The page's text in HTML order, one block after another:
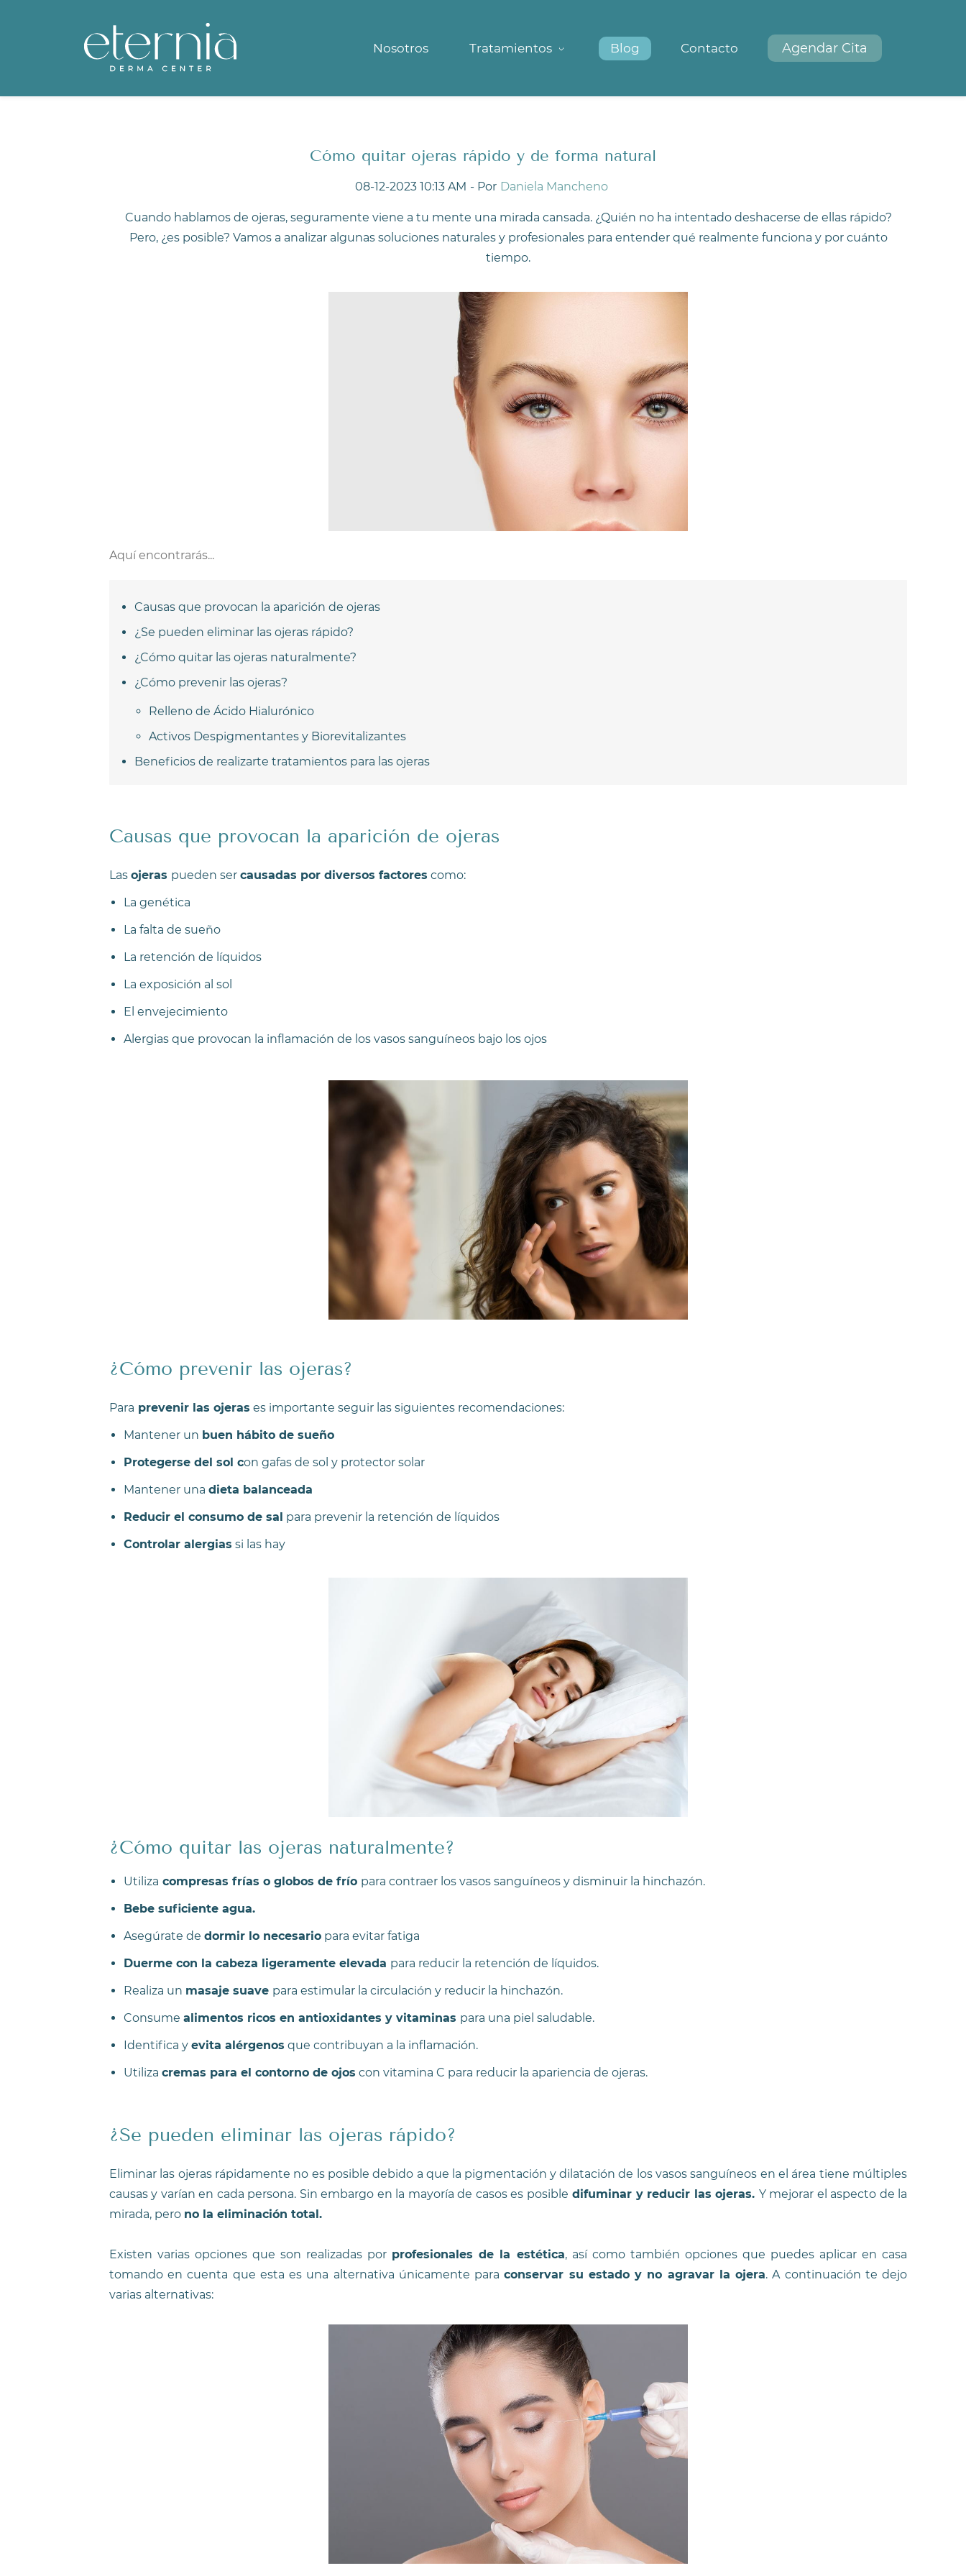
Nosotros Tratamientos Blog Contacto Agendar Cita
Cómo quitar ojeras rápido y de forma natural
08-12-2023 10:13 AM - Por Daniela Mancheno
Cuando hablamos de ojeras, seguramente viene a tu mente una mirada cansada. ¿Quién no ha intentado deshacerse de ellas rápido?
Pero, ¿es posible? Vamos a analizar algunas soluciones naturales y profesionales para entender qué realmente funciona y por cuánto
tiempo.
Aquí encontrarás...
Causas que provocan la aparición de ojeras
¿Se pueden eliminar las ojeras rápido?
¿Cómo quitar las ojeras naturalmente?
¿Cómo prevenir las ojeras?
Relleno de Ácido Hialurónico
Activos Despigmentantes y Biorevitalizantes
Beneficios de realizarte tratamientos para las ojeras
Causas que provocan la aparición de ojeras
Las ojeras pueden ser causadas por diversos factores como:
La genética
La falta de sueño
La retención de líquidos
La exposición al sol
El envejecimiento
Alergias que provocan la inflamación de los vasos sanguíneos bajo los ojos
¿Cómo prevenir las ojeras?
Para prevenir las ojeras es importante seguir las siguientes recomendaciones:
Mantener un buen hábito de sueño
Protegerse del sol con gafas de sol y protector solar
Mantener una dieta balanceada
Reducir el consumo de sal para prevenir la retención de líquidos
Controlar alergias si las hay
​¿Cómo quitar las ojeras naturalmente?
Utiliza compresas frías o globos de frío para contraer los vasos sanguíneos y disminuir la hinchazón.
Bebe suficiente agua.
Asegúrate de dormir lo necesario para evitar fatiga
Duerme con la cabeza ligeramente elevada para reducir la retención de líquidos.
Realiza un masaje suave para estimular la circulación y reducir la hinchazón.
Consume alimentos ricos en antioxidantes y vitaminas para una piel saludable.
Identifica y evita alérgenos que contribuyan a la inflamación.
Utiliza cremas para el contorno de ojos con vitamina C para reducir la apariencia de ojeras.
¿Se pueden eliminar las ojeras rápido?
Eliminar las ojeras rápidamente no es posible debido a que la pigmentación y dilatación de los vasos sanguíneos en el área tiene múltiples
causas y varían en cada persona. Sin embargo en la mayoría de casos es posible difuminar y reducir las ojeras. Y mejorar el aspecto de la
mirada, pero no la eliminación total.
Existen varias opciones que son realizadas por profesionales de la estética, así como también opciones que puedes aplicar en casa
tomando en cuenta que esta es una alternativa únicamente paraconservar su estado y no agravar la ojera. A continuación te dejo
varias alternativas: